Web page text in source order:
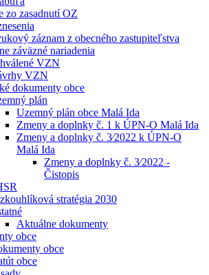
zo zasadnutí OZ
záznam z obecného zastupiteľstva
záväzné nariadenia
VZN
VZN
dokumenty obce
plán
Uzemný plán obce Malá Ida
Zmeny a doplnky č. 1 k ÚPN-O Malá Ida
Zmeny a doplnky č. 3⁄2022 k ÚPN-O
Malá Ida
Zmeny a doplnky č. 3⁄2022 -
Čistopis
stratégia 2030
Aktuálne dokumenty
obce
obce
obce